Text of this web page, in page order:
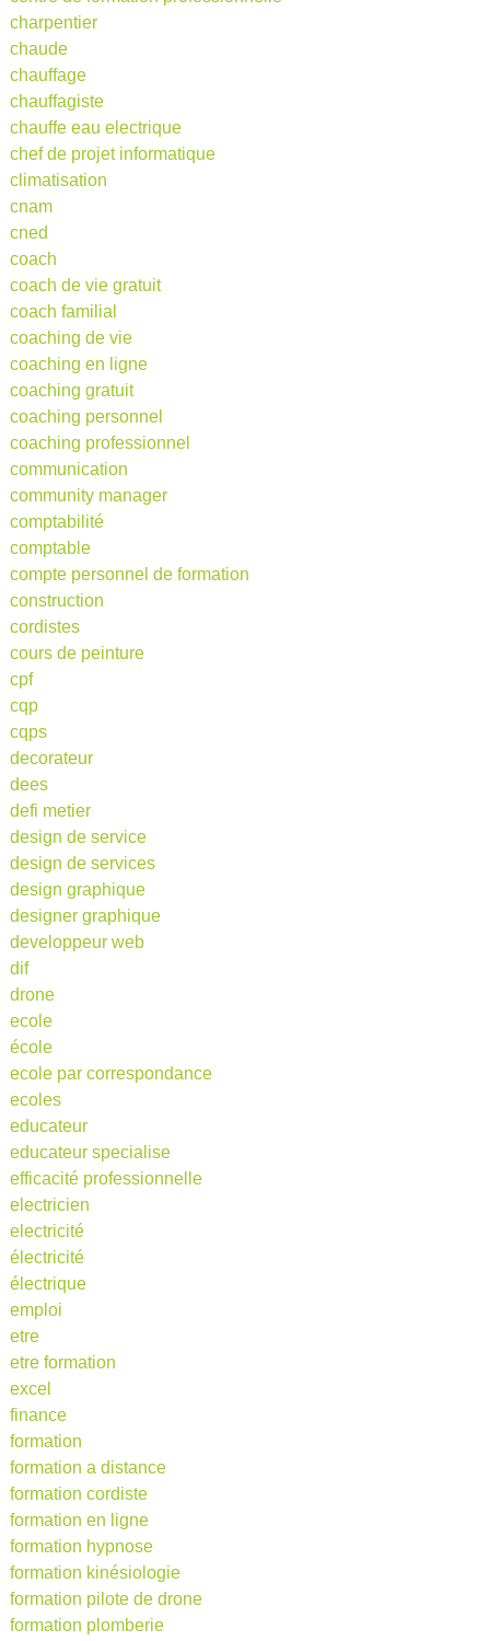
charpentier
chaude
chauffage
chauffagiste
chauffe eau electrique
chef de projet informatique
climatisation
cnam
cned
coach
coach de vie gratuit
coach familial
coaching de vie
coaching en ligne
coaching gratuit
coaching personnel
coaching professionnel
communication
community manager
comptabilité
comptable
compte personnel de formation
construction
cordistes
cours de peinture
cpf
cqp
cqps
decorateur
dees
defi metier
design de service
design de services
design graphique
designer graphique
developpeur web
dif
drone
ecole
école
ecole par correspondance
ecoles
educateur
educateur specialise
efficacité professionnelle
electricien
electricité
électricité
électrique
emploi
etre
etre formation
excel
finance
formation
formation a distance
formation cordiste
formation en ligne
formation hypnose
formation kinésiologie
formation pilote de drone
formation plomberie